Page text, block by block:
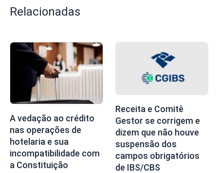
Relacionadas
A vedação ao crédito
nas operações de
hotelaria e sua
incompatibilidade com
a Constituição
Receita e Comitê
Gestor se corrigem e
dizem que não houve
suspensão dos
campos obrigatórios
de IBS/CBS